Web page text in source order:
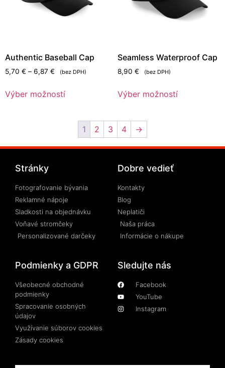
Authentic Baseball Cap
5,70 € – 6,87 € (bez DPH)
Výber možností
Seamless Waterproof Cap
8,90 € (bez DPH)
Výber možností
1 2 3 4 →
Stránky
Fotografovanie bývania
Reklamné nápoje
Sladkosti na objednávku
Voňavé stromčeky
Personalizované darčeky
Dobre vedieť
Kontakty
Blog
Neplatiči
Naša práca
Informácie o nákupe
Podmienky a GDPR
Všeobecné obchodné
podmienky
Spracovanie osobných
údajov
Využívanie súborov cookies
Zásady cookies
Sledujte nás
Facebook
YouTube
Instagram